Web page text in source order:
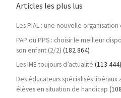
Articles les plus lus
Les PIAL : une nouvelle organisation
PAP ou PPS : choisir le meilleur
son enfant (2/2) (182 864)
Les IME toujours d’actualité (113 444)
Des éducateurs spécialisés
élèves en situation de handicap